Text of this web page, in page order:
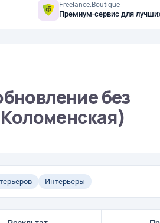
Freelance.Boutique
Премиум-сервис для
без
Интерьеры